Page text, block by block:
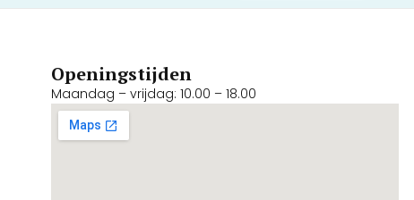
Openingstijden
Maandag – vrijdag: 10.00 – 18.00